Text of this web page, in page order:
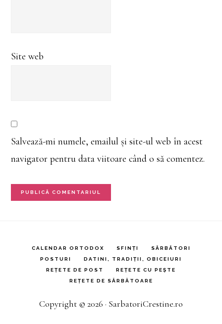
Site web
Salvează-mi numele, emailul și site-ul web în acest
navigator pentru data viitoare când o să comentez.
CALENDAR ORTODOX SFINȚI
SĂRBĂTORI
POSTURI
DATINI, TRADIȚII, OBICEIURI
REȚETE DE POST
REȚETE CU PEȘTE
REȚETE DE SĂRBĂTOARE
Copyright © 2026 · SarbatoriCrestine.ro